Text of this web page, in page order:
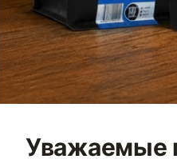
Уважаемые